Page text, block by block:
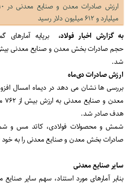
میلیارد و ۶۱۲ میلیون دلار رسید
به گزارش اخبار فولاد،
شد.
ارزش صادرات دی‌ماه
هدف صادر شد.
شمش و محصولات فولادی، کاتد مس و
صادرات بخش معدن و صنایع معدنی را به
سایر صنایع معدنی
بنابر آمارهای مورد استناد، سهم سایر